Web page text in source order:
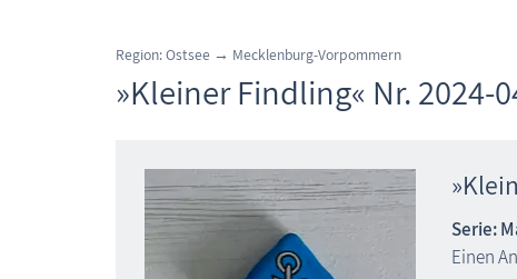
Region: Ostsee → Mecklenburg-Vorpommern
»Kleiner Findling« Nr. 2024-
Serie:
Einen